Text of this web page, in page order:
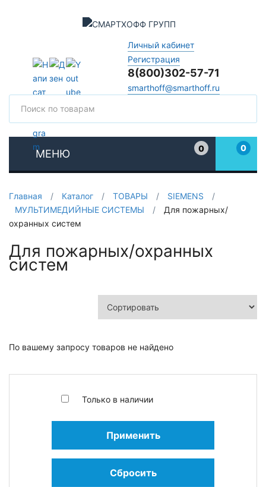
Личный кабинет
Регистрация
8(800)302-57-71
smarthoff@smarthoff.ru
МЕНЮ
0
0
Главная / Каталог / ТОВАРЫ / SIEMENS
/
МУЛЬТИМЕДИЙНЫЕ СИСТЕМЫ
/
Для пожарных/
охранных систем
Только в наличии
Применить
Сбросить
Для пожарных/охранных
систем
По вашему запросу товаров не найдено